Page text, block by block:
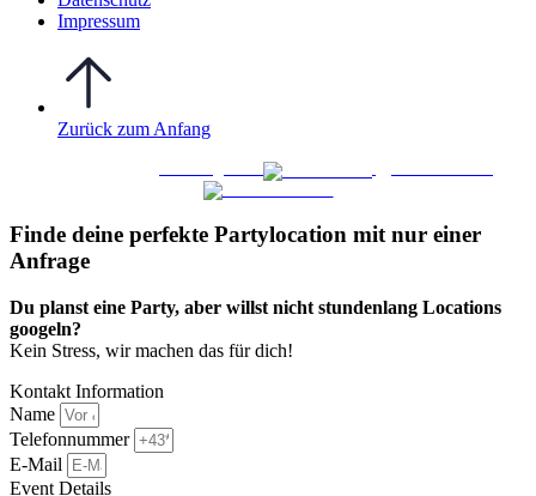
Impressum
Zurück zum Anfang
Finde deine perfekte Partylocation mit nur einer
Anfrage​
Du planst eine Party, aber willst nicht stundenlang Locations
googeln?
Kein Stress, wir machen das für dich!
Kontakt Information
Name
Telefonnummer
E-Mail
Event Details